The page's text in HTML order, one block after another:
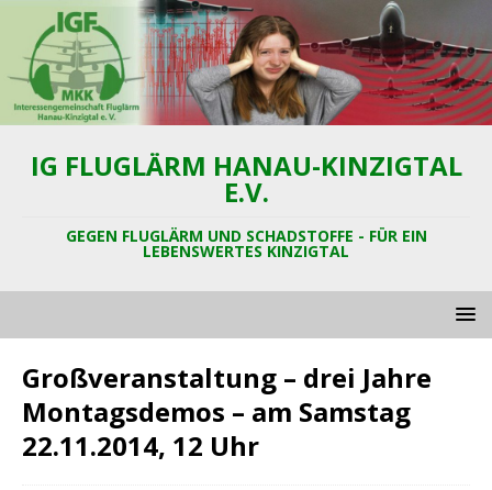
IG FLUGLÄRM HANAU-KINZIGTAL
E.V.
GEGEN FLUGLÄRM UND SCHADSTOFFE - FÜR EIN
LEBENSWERTES KINZIGTAL
Großveranstaltung – drei Jahre
Montagsdemos – am Samstag
22.11.2014, 12 Uhr